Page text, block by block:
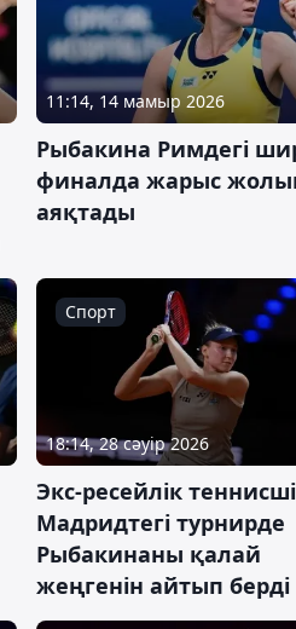
11:14, 14 мамыр 2026
Рыбакина Римдегі
финалда жарыс
аяқтады
Спорт
18:14, 28 сәуір 2026
Экс-ресейлік теннисші
Мадридтегі турнирде
Рыбакинаны қалай
жеңгенін айтып берді